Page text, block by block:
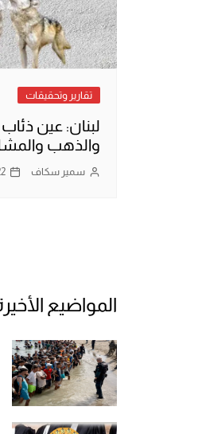
تقارير وتحقيقات
لبنان: عين
والذهب
سمير سكاف
المواضيع